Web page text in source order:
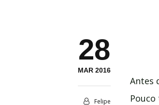
28
MAR 2016
Felipe
Antes